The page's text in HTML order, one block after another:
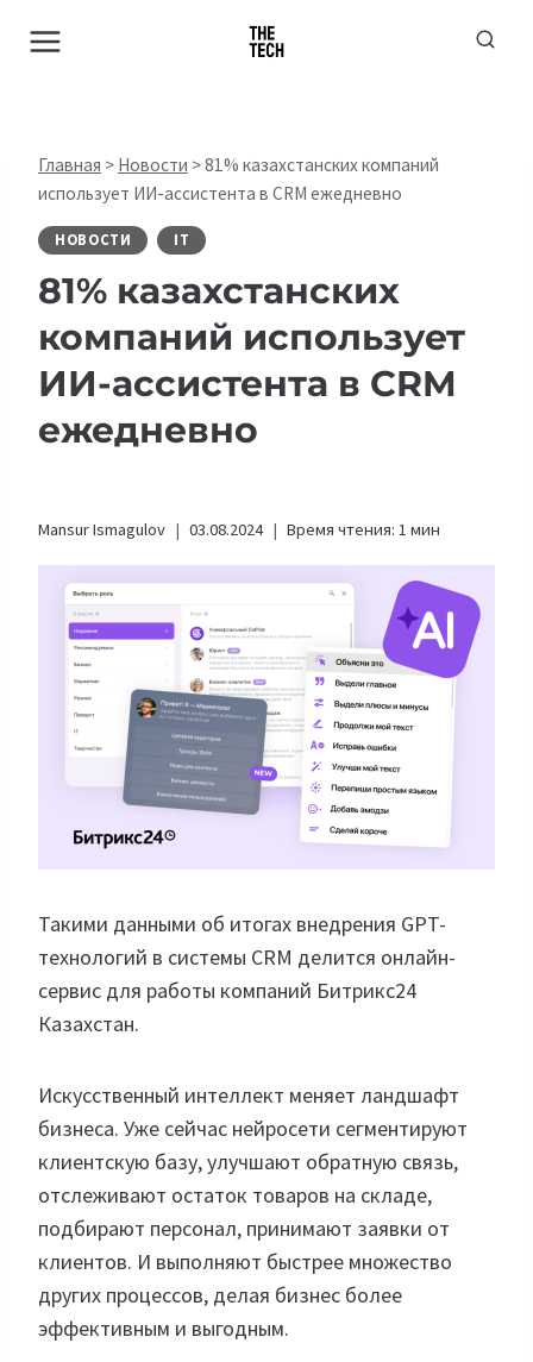
Главная > Новости >81% казахстанских компаний
использует ИИ-ассистента в CRM ежедневно
НОВОСТИ IT
81% казахстанских
компаний использует
ИИ-ассистента в CRM
ежедневно
Mansur Ismagulov 03.08.2024 Время чтения: 1 мин
Такими данными об итогах внедрения GPT-
технологий в системы CRM делится онлайн-
сервис для работы компаний Битрикс24
Казахстан.
Искусственный интеллект меняет ландшафт
бизнеса. Уже сейчас нейросети сегментируют
клиентскую базу, улучшают обратную связь,
отслеживают остаток товаров на складе,
подбирают персонал, принимают заявки от
клиентов. И выполняют быстрее множество
других процессов, делая бизнес более
эффективным и выгодным.